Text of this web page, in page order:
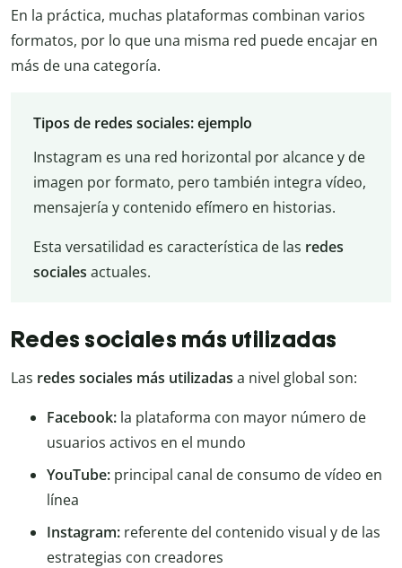
En la práctica, muchas plataformas combinan varios
formatos, por lo que una misma red puede encajar en
más de una categoría.
Tipos de redes sociales: ejemplo
Instagram es una red horizontal por alcance y de
imagen por formato, pero también integra vídeo,
mensajería y contenido efímero en historias.
Esta versatilidad es característica de las redes
sociales actuales.
Redes sociales más utilizadas
Las redes sociales más utilizadas a nivel global son:
Facebook: la plataforma con mayor número de
usuarios activos en el mundo
YouTube: principal canal de consumo de vídeo en
línea
Instagram: referente del contenido visual y de las
estrategias con creadores